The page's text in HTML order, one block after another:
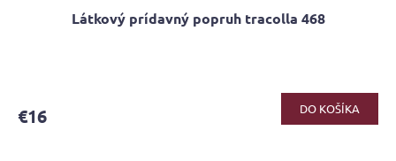
Látkový prídavný popruh tracolla 468
€16 DO KOŠÍKA